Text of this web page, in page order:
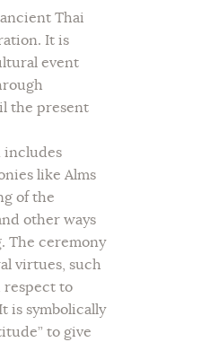
Thai
It is
event
the present
includes
like Alms
of the
other ways
The ceremony
virtues, such
respect to
is symbolically
to give